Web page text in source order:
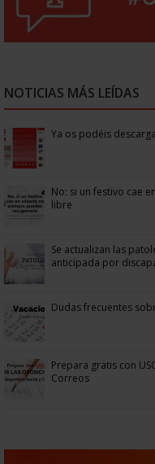
NOTICIAS MÁS LEÍDAS
Ya os podéis
No: si un festivo cae
libre
Se actualizan las
anticipada por
Dudas frecuentes
Prepara gratis con
Correos